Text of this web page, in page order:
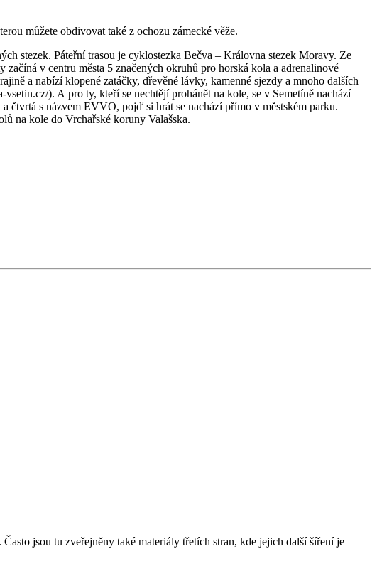
můžete obdivovat také z ochozu zámecké věže.
stezek. Páteřní trasou je cyklostezka Bečva – Královna stezek Moravy. Ze
v centru města 5 značených okruhů pro horská kola a adrenalinové
a nabízí klopené zatáčky, dřevěné lávky, kamenné sjezdy a mnoho dalších
). A pro ty, kteří se nechtějí prohánět na kole, se v Semetíně nachází
čtvrtá s názvem EVVO, pojď si hrát se nachází přímo v městském parku.
na kole do Vrchařské koruny Valašska.
jsou tu zveřejněny také materiály třetích stran, kde jejich další šíření je